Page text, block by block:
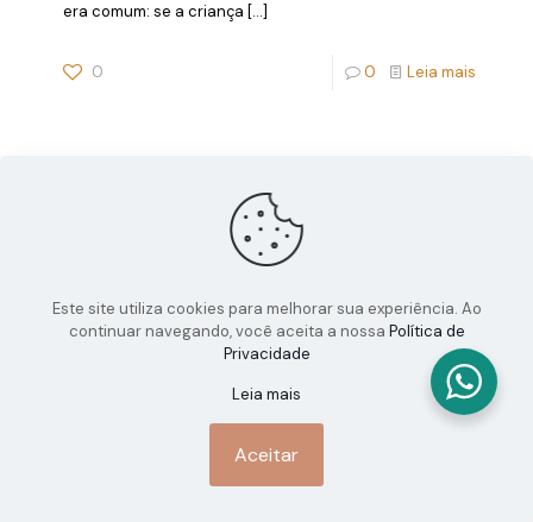
era comum: se a criança […]
0 0 Leia mais
Este site utiliza cookies para melhorar sua experiência. Ao
continuar navegando, você aceita a nossa Política de
Privacidade
Leia mais
Aceitar